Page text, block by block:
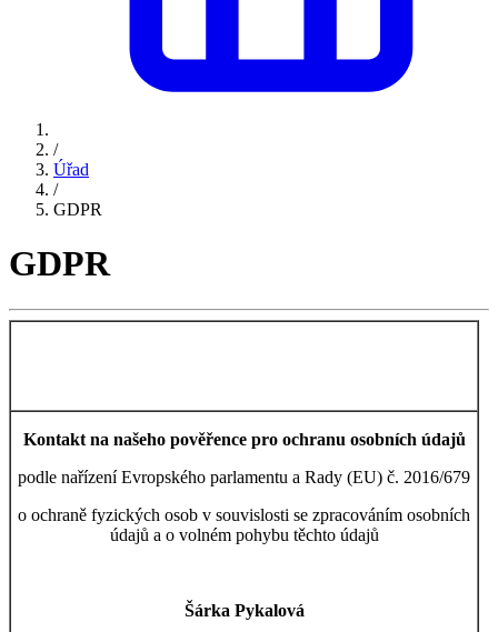
/
Úřad
/
GDPR
GDPR
Kontakt na našeho pověřence pro ochranu osobních údajů
podle nařízení Evropského parlamentu a Rady (EU) č. 2016/679
o ochraně fyzických osob v souvislosti se zpracováním osobních
údajů a o volném pohybu těchto údajů
Šárka Pykalová